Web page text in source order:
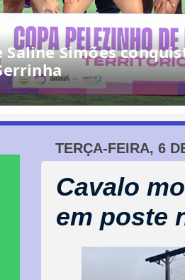
TERÇA-FEIRA, 6
Cavalo
em poste